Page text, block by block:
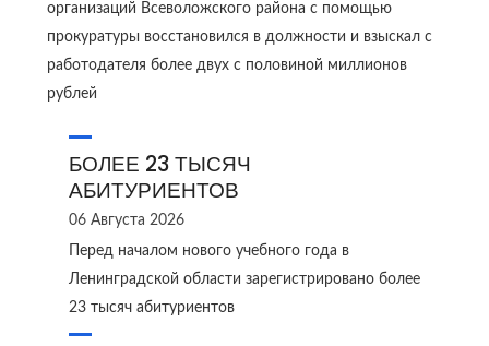
организаций Всеволожского района с помощью
прокуратуры восстановился в должности и взыскал с
работодателя более двух с половиной миллионов
рублей
БОЛЕЕ 23 ТЫСЯЧ
АБИТУРИЕНТОВ
06 Августа 2026
Перед началом нового учебного года в
Ленинградской области зарегистрировано более
23 тысяч абитуриентов